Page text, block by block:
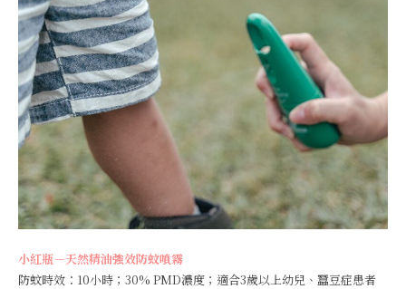
小紅瓶－天然精油強效防蚊噴霧
防蚊時效：10小時；30% PMD濃度；適合3歲以上幼兒、蠶豆症患者